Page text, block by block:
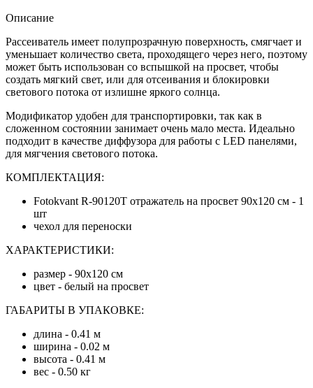
Описание
Рассеиватель имеет полупрозрачную поверхность, смягчает и
уменьшает количество света, проходящего через него, поэтому
может быть использован со вспышкой на просвет, чтобы
создать мягкий свет, или для отсеивания и блокировки
светового потока от излишне яркого солнца.
Модификатор удобен для транспортировки, так как в
сложенном состоянии занимает очень мало места. Идеально
подходит в качестве диффузора для работы с LED панелями,
для мягчения светового потока.
КОМПЛЕКТАЦИЯ:
Fotokvant R-90120T отражатель на просвет 90х120 см - 1
шт
чехол для переноски
ХАРАКТЕРИСТИКИ:
размер - 90х120 см
цвет - белый на просвет
ГАБАРИТЫ В УПАКОВКЕ:
длина - 0.41 м
ширина - 0.02 м
высота - 0.41 м
вес - 0.50 кг